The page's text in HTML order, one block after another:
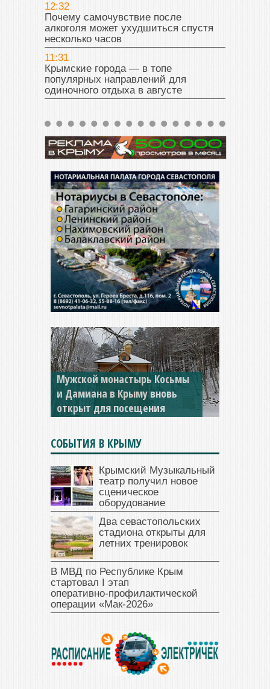
12:32
Почему самочувствие после
алкоголя может ухудшиться спустя
несколько часов
11:31
Крымские города — в топе
популярных направлений для
одиночного отдыха в августе
Мужской монастырь Косьмы
и Дамиана в Крыму вновь
открыт для посещения
СОБЫТИЯ В КРЫМУ
Крымский Музыкальный
театр получил новое
сценическое
оборудование
Два севастопольских
стадиона открыты для
летних тренировок
В МВД по Республике Крым
стартовал I этап
оперативно‑профилактической
операции «Мак‑2026»